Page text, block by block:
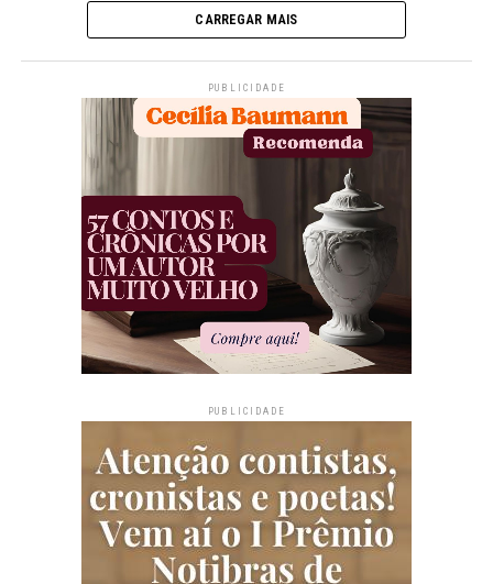
CARREGAR MAIS
PUBLICIDADE
PUBLICIDADE